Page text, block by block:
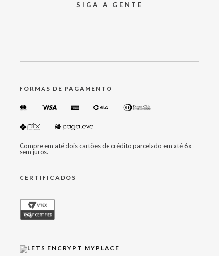
SIGA A GENTE
FORMAS DE PAGAMENTO
Compre em até dois cartões de crédito parcelado em até 6x
sem juros.
CERTIFICADOS